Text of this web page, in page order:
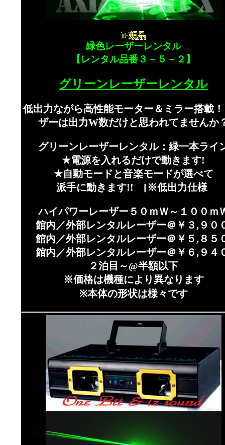
緑色レーザーレンタル
【レンタル品番３－５－２】
グリーンレーザーレンタル
低出力ながら高性能モーター＆ミラー搭載！
ザーは出力W数だけと思われてませんか
グリーンレーザーレンタル：緑一本ライ
★電源を入れるだけで動きます!
★自動モードと音楽モードが選べて
派手に動きます!! [※低出力仕様
ハイパワーレーザー５０ｍＷ～１００ｍ
館内／外部レンタルレーザー＠￥３,９０
館内／外部レンタルレーザー＠￥５,８５
館内／外部レンタルレーザー＠￥６,９４
２泊目～@半額以下
※価格は機種により異なります
※本体の形状は様々です